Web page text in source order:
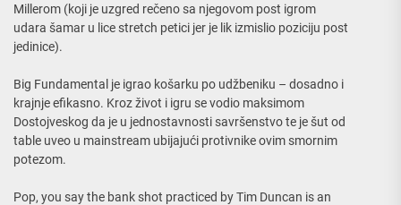
Millerom (koji je uzgred rečeno sa njegovom post igrom
udara šamar u lice stretch petici jer je lik izmislio poziciju post
jedinice).
Big Fundamental je igrao košarku po udžbeniku – dosadno i
krajnje efikasno. Kroz život i igru se vodio maksimom
Dostojveskog da je u jednostavnosti savršenstvo te je šut od
table uveo u mainstream ubijajući protivnike ovim smornim
potezom.
Pop, you say the bank shot practiced by Tim Duncan is an